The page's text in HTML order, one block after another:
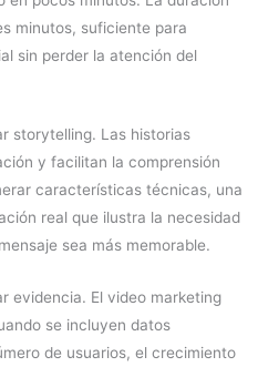
minutos, suficiente para
sin perder la atención del
storytelling. Las historias
y facilitan la comprensión
características técnicas, una
real que ilustra la necesidad
sea más memorable.
evidencia. El video marketing
se incluyen datos
de usuarios, el crecimiento